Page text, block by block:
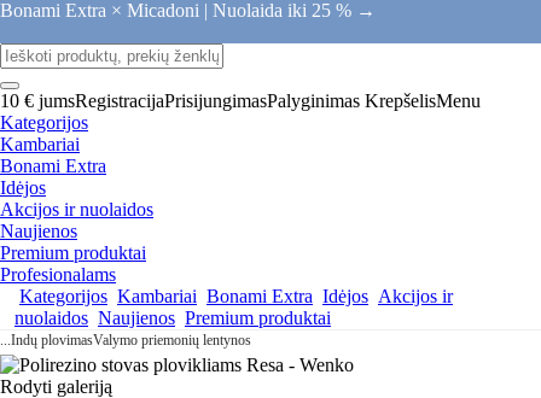
Bonami Extra × Micadoni | Nuolaida iki 25 % →
10 € jumsRegistracijaPrisijungimasPalyginimas KrepšelisMenu
Kategorijos
Kambariai
Bonami Extra
Idėjos
Akcijos ir nuolaidos
Naujienos
Premium produktai
Profesionalams
Kategorijos Kambariai Bonami Extra Idėjos Akcijos ir
nuolaidos Naujienos Premium produktai
...Indų plovimasValymo priemonių lentynos
Rodyti galeriją